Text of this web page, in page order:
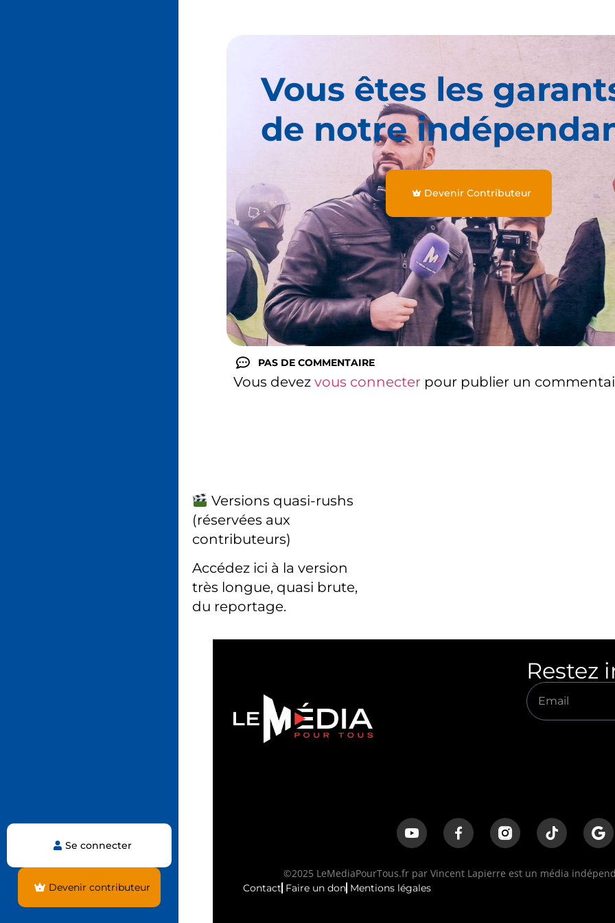
Se connecter
Devenir contributeur
Vous êtes les
de notre
Devenir Contributeur
PAS DE COMMENTAIRE
Vous devez vous connecter pour publier un
Versions quasi-rushs
(réservées aux
contributeurs)
Accédez ici à la version
très longue, quasi brute,
du reportage.
Restez
©2025 LeMediaPourTous.fr par Vincent Lapierre est un média
Contact Faire un don Mentions légales